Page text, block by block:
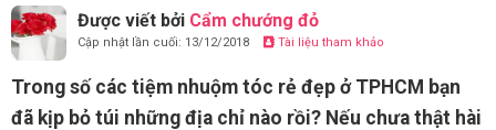
Được viết bởi Cẩm chướng đỏ
Cập nhật lần cuối: 13/12/2018 Tài liệu tham khảo
Trong số các tiệm nhuộm tóc rẻ đẹp ở TPHCM bạn
đã kịp bỏ túi những địa chỉ nào rồi? Nếu chưa thật hài